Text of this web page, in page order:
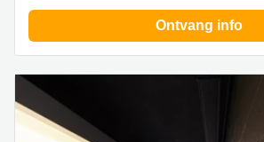
Ontvang info